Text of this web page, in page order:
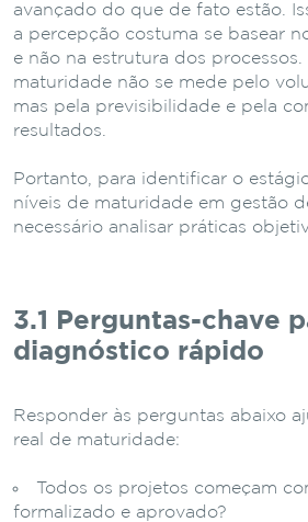
avançado do que de fato estão.
a percepção costuma se basear
e não na estrutura dos processos.
maturidade não se mede pelo
mas pela previsibilidade e pela
resultados.
Portanto, para identificar o
níveis de maturidade em gestão
necessário analisar práticas
3.1 Perguntas-chave
diagnóstico rápido
Responder às perguntas abaixo
real de maturidade:
Todos os projetos começam
formalizado e aprovado?